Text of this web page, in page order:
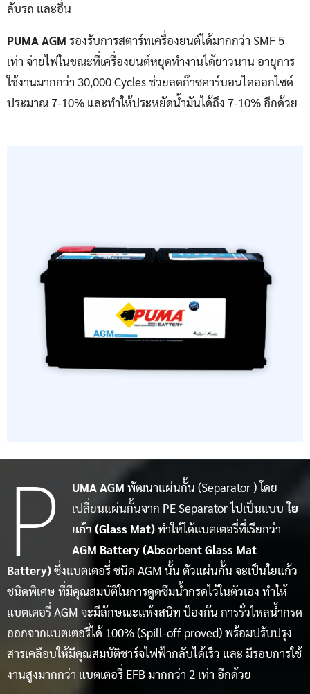
ลับรถ และอื่น
PUMA AGM รองรับการสตาร์ทเครื่องยนต์ได้มากกว่า SMF 5
เท่า จ่ายไฟในขณะที่เครื่องยนต์หยุดทำงานได้ยาวนาน อายุการ
ใช้งานมากกว่า 30,000 Cycles ช่วยลดก๊าซคาร์บอนไดออกไซด์
ประมาณ 7-10% และทำให้ประหยัดน้ำมันได้ถึง 7-10% อีกด้วย
P UMA AGM พัฒนาแผ่นกั้น (Separator ) โดย
เปลี่ยนแผ่นกั้นจาก PE Separator ไปเป็นแบบใย
แก้ว (Glass Mat)ทำให้ได้แบตเตอรี่ที่เรียกว่า
AGM Battery (Absorbent Glass Mat
Battery)ซึ่งแบตเตอรี่ ชนิด AGM นั้น ตัวแผ่นกั้น จะเป็นใยแก้ว
ชนิดพิเศษ ที่มีคุณสมบัติในการดูดซึมน้ำกรดไว้ในตัวเอง ทำให้
แบตเตอรี่ AGM จะมีลักษณะแห้งสนิท ป้องกัน การรั่วไหลน้ำกรด
ออกจากแบตเตอรี่ได้ 100% (Spill-off proved) พร้อมปรับปรุง
สารเคลือบให้มีคุณสมบัติชาร์จไฟฟ้ากลับได้เร็ว และ มีรอบการใช้
งานสูงมากกว่า แบตเตอรี่ EFB มากกว่า 2 เท่า อีกด้วย